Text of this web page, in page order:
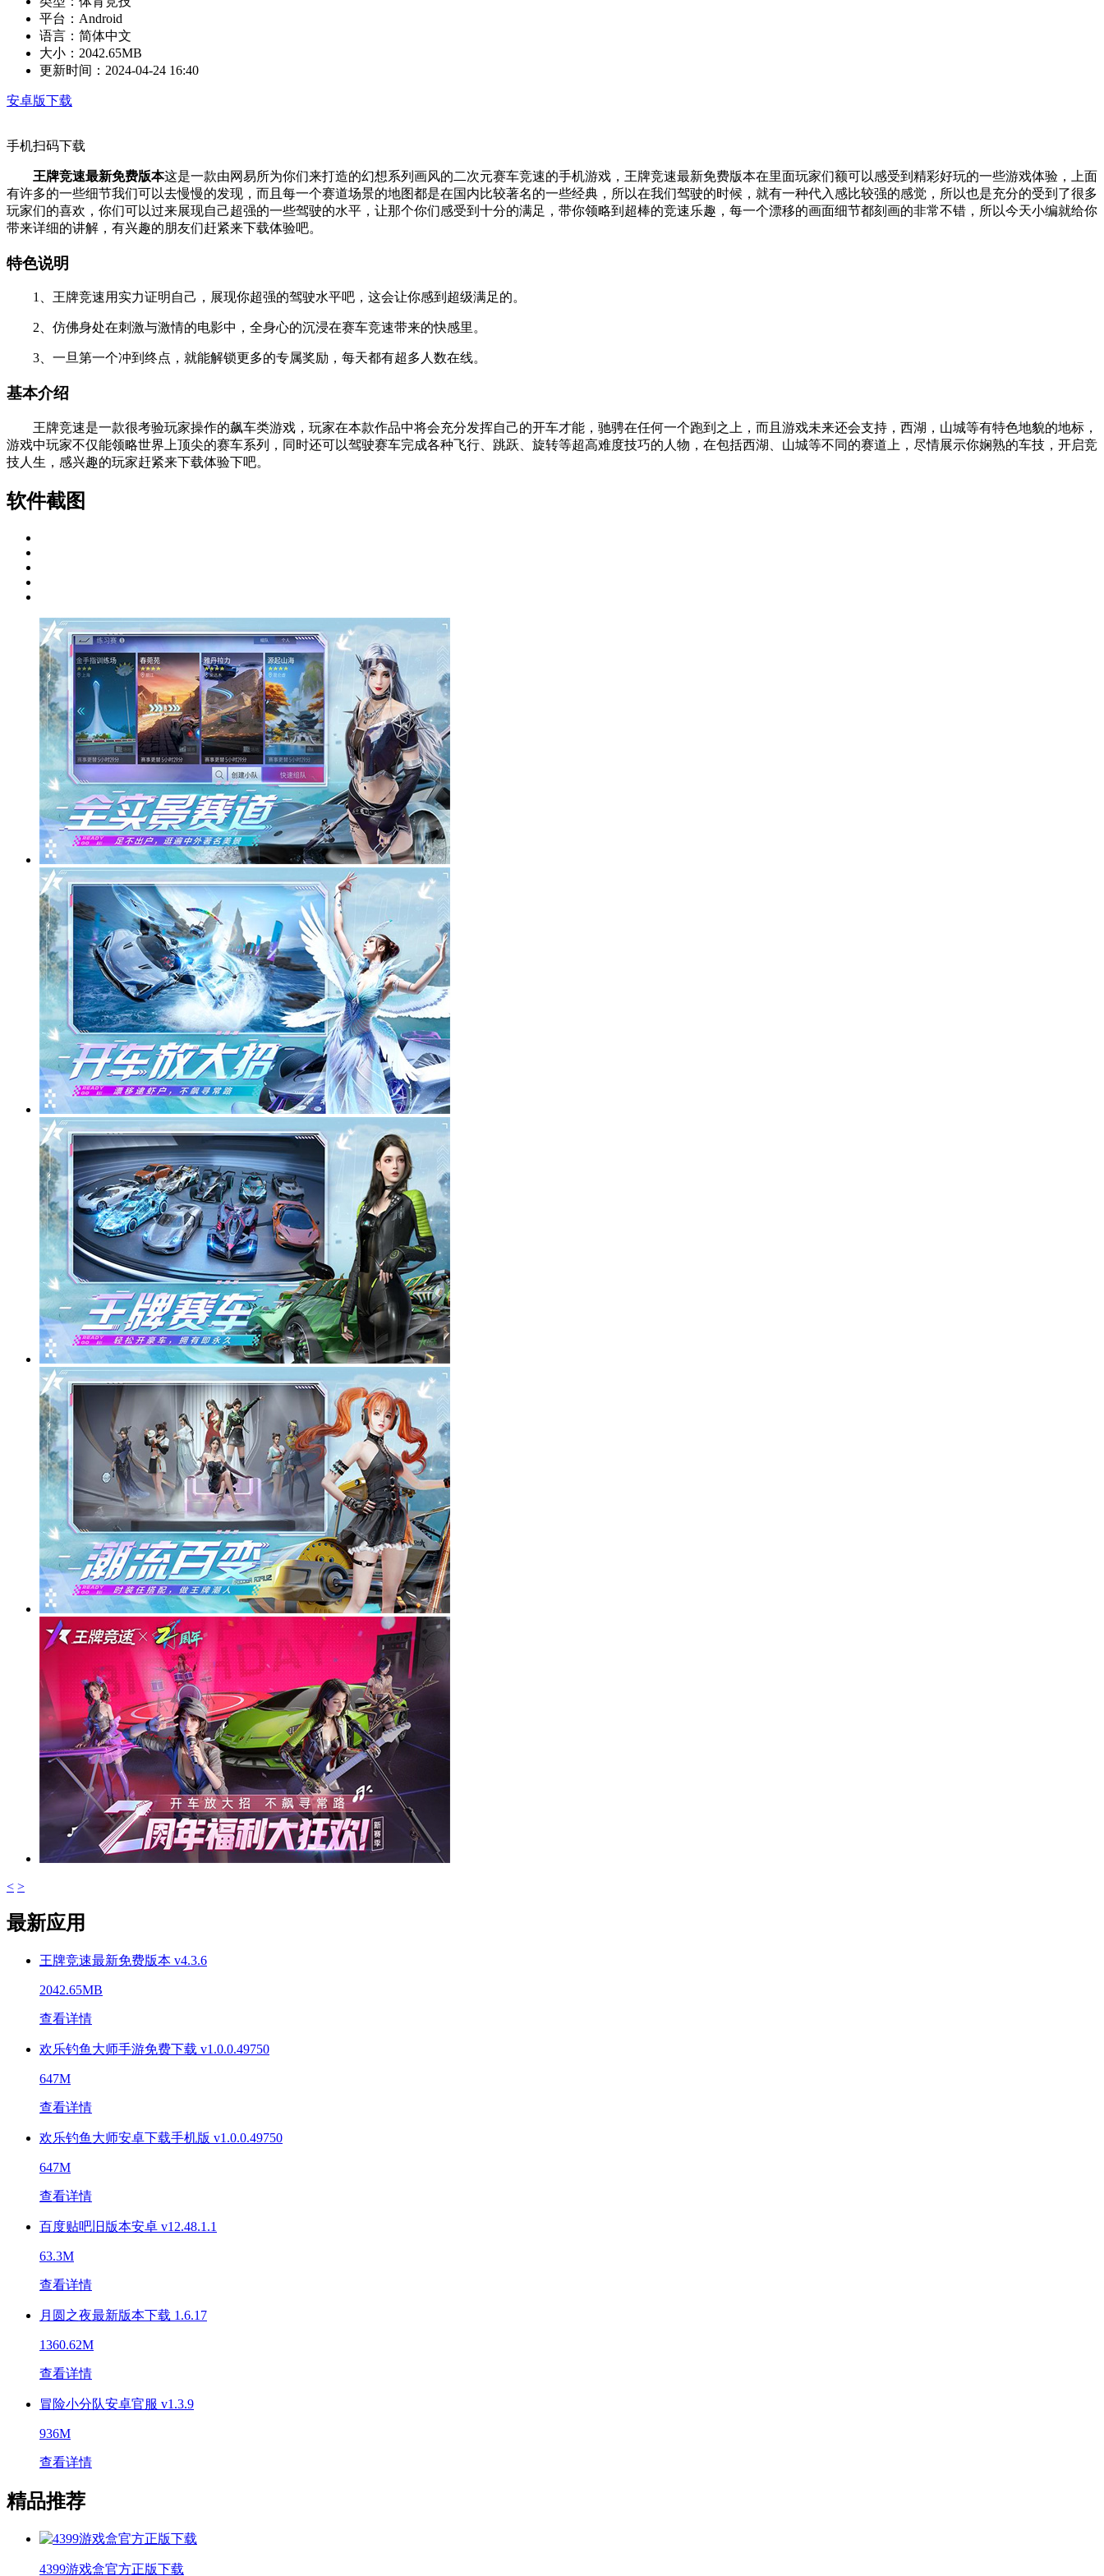
平台： Android
语言： 简体中文
大小： 2042.65MB
更新时间： 2024-04-24 16:40
安卓版下载
手机扫码下载
王牌竞速最新免费版本这是一款由网易所为你们来打造的幻想系列画风的二次元赛车竞速的手机游戏，王牌竞速最新免费版本在里面玩家们额可以感受到精彩好玩的一些游戏体验，上面
有许多的一些细节我们可以去慢慢的发现，而且每一个赛道场景的地图都是在国内比较著名的一些经典，所以在我们驾驶的时候，就有一种代入感比较强的感觉，所以也是充分的受到了很多
玩家们的喜欢，你们可以过来展现自己超强的一些驾驶的水平，让那个你们感受到十分的满足，带你领略到超棒的竞速乐趣，每一个漂移的画面细节都刻画的非常不错，所以今天小编就给你
带来详细的讲解，有兴趣的朋友们赶紧来下载体验吧。
特色说明
1、王牌竞速用实力证明自己，展现你超强的驾驶水平吧，这会让你感到超级满足的。
2、仿佛身处在刺激与激情的电影中，全身心的沉浸在赛车竞速带来的快感里。
3、一旦第一个冲到终点，就能解锁更多的专属奖励，每天都有超多人数在线。
基本介绍
王牌竞速是一款很考验玩家操作的飙车类游戏，玩家在本款作品中将会充分发挥自己的开车才能，驰骋在任何一个跑到之上，而且游戏未来还会支持，西湖，山城等有特色地貌的地标，
游戏中玩家不仅能领略世界上顶尖的赛车系列，同时还可以驾驶赛车完成各种飞行、跳跃、旋转等超高难度技巧的人物，在包括西湖、山城等不同的赛道上，尽情展示你娴熟的车技，开启竞
技人生，感兴趣的玩家赶紧来下载体验下吧。
软件截图
< >
最新应用
王牌竞速最新免费版本 v4.3.6
2042.65MB
查看详情
欢乐钓鱼大师手游免费下载 v1.0.0.49750
647M
查看详情
欢乐钓鱼大师安卓下载手机版 v1.0.0.49750
647M
查看详情
百度贴吧旧版本安卓 v12.48.1.1
63.3M
查看详情
月圆之夜最新版本下载 1.6.17
1360.62M
查看详情
冒险小分队安卓官服 v1.3.9
936M
查看详情
精品推荐
4399游戏盒官方正版下载